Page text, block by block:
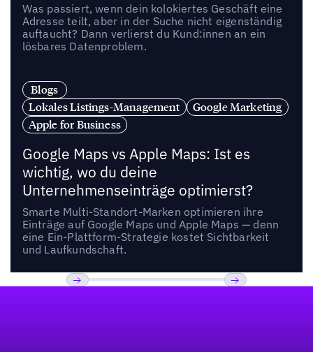
Was passiert, wenn dein kolokiertes Geschäft eine
Adresse teilt, aber in der Suche nicht eigenständig
auftaucht? Dann verlierst du Kund:innen an ein
lösbares Datenproblem.
Blogs
Lokales Listings-Management
Google Marketing
Apple for Business
Google Maps vs Apple Maps: Ist es
wichtig, wo du deine
Unternehmenseinträge optimierst?
Smarte Multi-Standort-Marken optimieren ihre
Einträge auf Google Maps und Apple Maps — denn
eine Ein-Plattform-Strategie kostet Sichtbarkeit
und Laufkundschaft.